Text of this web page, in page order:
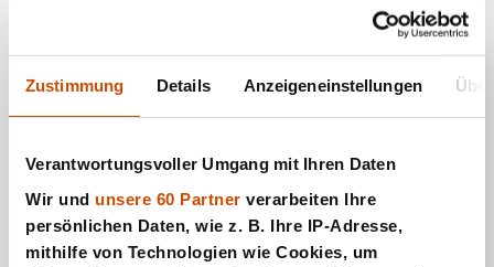
Zustimmung Details Anzeigeneinstellungen
Verantwortungsvoller Umgang mit Ihren Daten
Wir und unsere 60 Partner verarbeiten Ihre
persönlichen Daten, wie z. B. Ihre IP-Adresse,
mithilfe von Technologien wie Cookies, um